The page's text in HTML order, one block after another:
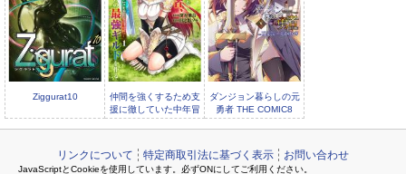
【50%OFF】TS学園
の日常5【2026サマ
Ziggurat10
仲間を強くするため支
援に徹していた中年冒
険者、追放され自分だ
ダンジョン暮らしの元
勇者 THE COMIC8
リンクについて 特定商取引法に基づく表示 お問い合わせ
JavaScriptとCookieを使用しています。必ずONにしてご利用ください。